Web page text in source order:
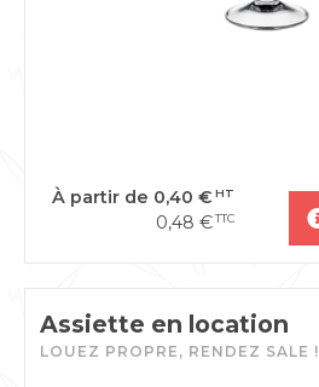
À partir de 0,40 € HT
0,48 €TTC
Assiette en location
LOUEZ PROPRE, RENDEZ SALE !